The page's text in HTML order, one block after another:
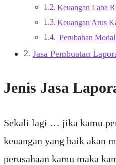
Keuangan Laba
Keuangan Arus
Perubahan Modal
Jasa Pembuatan
Jenis Jasa
Sekali lagi … jika kamu
keuangan yang baik akan
perusahaan kamu maka